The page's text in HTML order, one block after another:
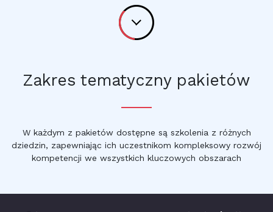
Zakres tematyczny pakietów
W każdym z pakietów dostępne są szkolenia z różnych
dziedzin, zapewniając ich uczestnikom kompleksowy rozwój
kompetencji we wszystkich kluczowych obszarach